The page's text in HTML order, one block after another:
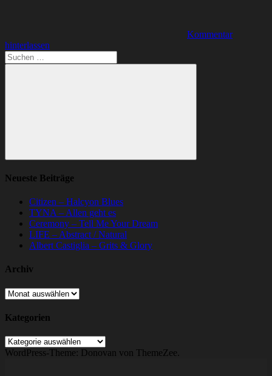
Kommentar
hinterlassen
Suchen
nach:
Suchen
Neueste Beiträge
Citizen – Halcyon Blues
TYNA – Allen geht es
Ceremony – Tell Me Your Dream
LIFE – Abstract / Natural
Albert Castiglia – Grits & Glory
Archiv
Archiv
Kategorien
Kategorien
WordPress-Theme: Donovan von ThemeZee.